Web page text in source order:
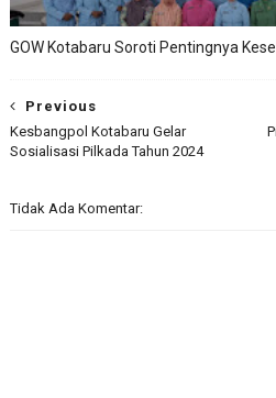
GOW Kotabaru Soroti Pentingnya
Previous
Kesbangpol Kotabaru Gelar
Sosialisasi Pilkada Tahun 2024
Tidak Ada Komentar: